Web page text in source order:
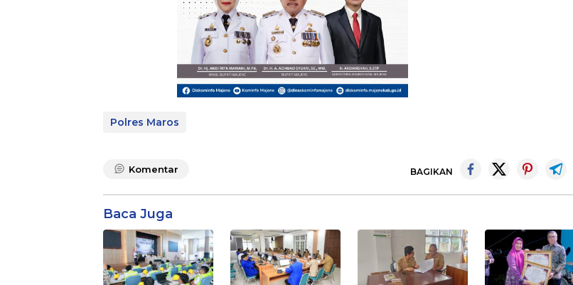
Polres Maros
Komentar BAGIKAN
Baca Juga